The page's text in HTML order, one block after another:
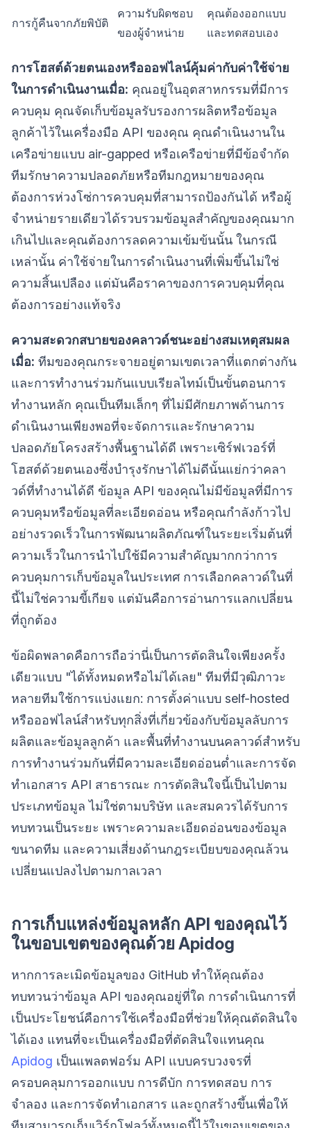
การกู้คืนจากภัยพิบัติ
ความรับผิดชอบ
ของผู้จำหน่าย
คุณต้องออกแบบ
และทดสอบเอง
การโฮสต์ด้วยตนเองหรือออฟไลน์คุ้มค่ากับค่าใช้จ่าย
ในการดำเนินงานเมื่อ: คุณอยู่ในอุตสาหกรรมที่มีการ
ควบคุม คุณจัดเก็บข้อมูลรับรองการผลิตหรือข้อมูล
ลูกค้าไว้ในเครื่องมือ API ของคุณ คุณดำเนินงานใน
เครือข่ายแบบ air-gapped หรือเครือข่ายที่มีข้อจำกัด
ทีมรักษาความปลอดภัยหรือทีมกฎหมายของคุณ
ต้องการห่วงโซ่การควบคุมที่สามารถป้องกันได้ หรือผู้
จำหน่ายรายเดียวได้รวบรวมข้อมูลสำคัญของคุณมาก
เกินไปและคุณต้องการลดความเข้มข้นนั้น ในกรณี
เหล่านั้น ค่าใช้จ่ายในการดำเนินงานที่เพิ่มขึ้นไม่ใช่
ความสิ้นเปลือง แต่มันคือราคาของการควบคุมที่คุณ
ต้องการอย่างแท้จริง
ความสะดวกสบายของคลาวด์ชนะอย่างสมเหตุสมผล
เมื่อ: ทีมของคุณกระจายอยู่ตามเขตเวลาที่แตกต่างกัน
และการทำงานร่วมกันแบบเรียลไทม์เป็นขั้นตอนการ
ทำงานหลัก คุณเป็นทีมเล็กๆ ที่ไม่มีศักยภาพด้านการ
ดำเนินงานเพียงพอที่จะจัดการและรักษาความ
ปลอดภัยโครงสร้างพื้นฐานได้ดี เพราะเซิร์ฟเวอร์ที่
โฮสต์ด้วยตนเองซึ่งบำรุงรักษาได้ไม่ดีนั้นแย่กว่าคลา
วด์ที่ทำงานได้ดี ข้อมูล API ของคุณไม่มีข้อมูลที่มีการ
ควบคุมหรือข้อมูลที่ละเอียดอ่อน หรือคุณกำลังก้าวไป
อย่างรวดเร็วในการพัฒนาผลิตภัณฑ์ในระยะเริ่มต้นที่
ความเร็วในการนำไปใช้มีความสำคัญมากกว่าการ
ควบคุมการเก็บข้อมูลในประเทศ การเลือกคลาวด์ในที่
นี้ไม่ใช่ความขี้เกียจ แต่มันคือการอ่านการแลกเปลี่ยน
ที่ถูกต้อง
ข้อผิดพลาดคือการถือว่านี่เป็นการตัดสินใจเพียงครั้ง
เดียวแบบ "ได้ทั้งหมดหรือไม่ได้เลย" ทีมที่มีวุฒิภาวะ
หลายทีมใช้การแบ่งแยก: การตั้งค่าแบบ self-hosted
หรือออฟไลน์สำหรับทุกสิ่งที่เกี่ยวข้องกับข้อมูลลับการ
ผลิตและข้อมูลลูกค้า และพื้นที่ทำงานบนคลาวด์สำหรับ
การทำงานร่วมกันที่มีความละเอียดอ่อนต่ำและการจัด
ทำเอกสาร API สาธารณะ การตัดสินใจนี้เป็นไปตาม
ประเภทข้อมูล ไม่ใช่ตามบริษัท และสมควรได้รับการ
ทบทวนเป็นระยะ เพราะความละเอียดอ่อนของข้อมูล
ขนาดทีม และความเสี่ยงด้านกฎระเบียบของคุณล้วน
เปลี่ยนแปลงไปตามกาลเวลา
การเก็บแหล่งข้อมูลหลัก API ของคุณไว้
ในขอบเขตของคุณด้วย Apidog
หากการละเมิดข้อมูลของ GitHub ทำให้คุณต้อง
ทบทวนว่าข้อมูล API ของคุณอยู่ที่ใด การดำเนินการที่
เป็นประโยชน์คือการใช้เครื่องมือที่ช่วยให้คุณตัดสินใจ
ได้เอง แทนที่จะเป็นเครื่องมือที่ตัดสินใจแทนคุณ
Apidog เป็นแพลตฟอร์ม API แบบครบวงจรที่
ครอบคลุมการออกแบบ การดีบัก การทดสอบ การ
จำลอง และการจัดทำเอกสาร และถูกสร้างขึ้นเพื่อให้